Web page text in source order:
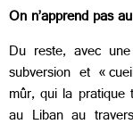
On n’apprend pas
Du reste, avec
subversion et «
mûr, qui la pratique
au Liban au